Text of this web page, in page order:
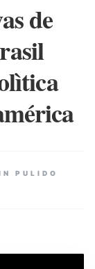
de
PULIDO